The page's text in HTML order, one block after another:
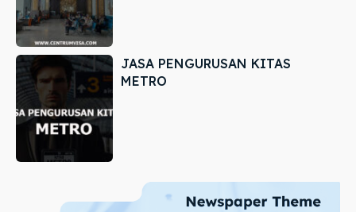
JASA PENGURUSAN KITAS
METRO